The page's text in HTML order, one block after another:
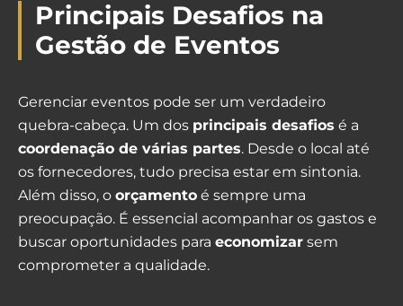
Principais Desafios na
Gestão de Eventos
Gerenciar eventos pode ser um verdadeiro
quebra-cabeça. Um dos principais desafios é a
coordenação de várias partes. Desde o local até
os fornecedores, tudo precisa estar em sintonia.
Além disso, o orçamento é sempre uma
preocupação. É essencial acompanhar os gastos e
buscar oportunidades para economizar sem
comprometer a qualidade.